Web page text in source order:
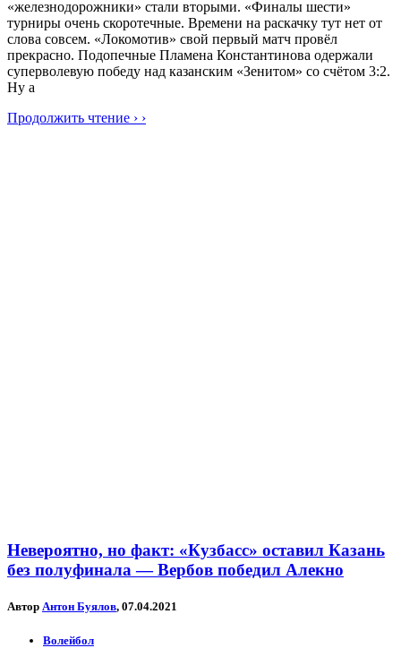
«железнодорожники» стали вторыми. «Финалы шести»
турниры очень скоротечные. Времени на раскачку тут нет от
слова совсем. «Локомотив» свой первый матч провёл
прекрасно. Подопечные Пламена Константинова одержали
суперволевую победу над казанским «Зенитом» со счётом 3:2.
Ну а
Продолжить чтение › ›
Невероятно, но факт: «Кузбасс» оставил Казань
без полуфинала — Вербов победил Алекно
Автор Антон Буялов, 07.04.2021
Волейбол